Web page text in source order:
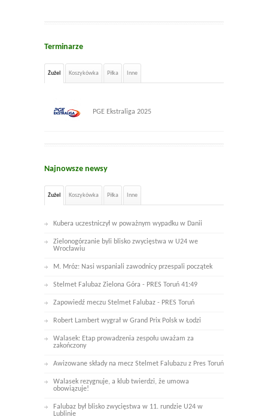
Terminarze
Żużel Koszykówka Piłka Inne
PGE Ekstraliga 2025
Najnowsze newsy
Żużel Koszykówka Piłka Inne
Kubera uczestniczył w poważnym wypadku w Danii
Zielonogórzanie byli blisko zwycięstwa w U24 we
Wrocławiu
M. Mróz: Nasi wspaniali zawodnicy przespali początek
Stelmet Falubaz Zielona Góra - PRES Toruń 41:49
Zapowiedź meczu Stelmet Falubaz - PRES Toruń
Robert Lambert wygrał w Grand Prix Polsk w Łodzi
Walasek: Etap prowadzenia zespołu uważam za
zakończony
Awizowane składy na mecz Stelmet Falubazu z Pres Toruń
Walasek rezygnuje, a klub twierdzi, że umowa
obowiązuje!
Falubaz był blisko zwycięstwa w 11. rundzie U24 w
Lublinie